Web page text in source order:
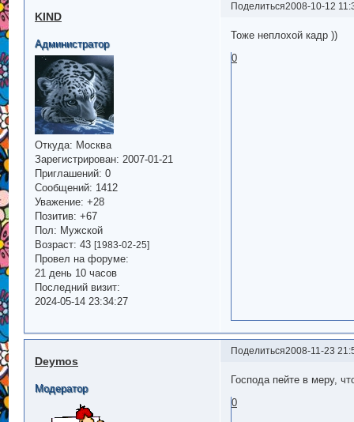
Поделиться2008-10-12
KIND
Администратор
Откуда: Москва
Зарегистрирован: 2007-01-21
Приглашений: 0
Сообщений: 1412
Уважение: +28
Позитив: +67
Пол: Мужской
Возраст: 43 [1983-02-25]
Провел на форуме:
21 день 10 часов
Последний визит:
2024-05-14 23:34:27
Тоже неплохой кадр ))
0
Поделиться2008-11-23
Deymos
Модератор
Господа пейте в меру,
0